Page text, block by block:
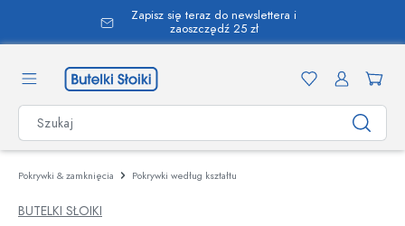
zawartości
Zapisz się teraz do newslettera i
zaoszczędź 25 zł
Pokrywki & zamknięcia Pokrywki według kształtu
BUTELKI SŁOIKI